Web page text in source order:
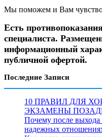
Мы поможем и Вам
Есть
специалиста.
информационный
публичной офертой.
Последние Записи
10 ПРАВИЛ ДЛЯ
ЭКЗАМЕНЫ
Почему после
надежных